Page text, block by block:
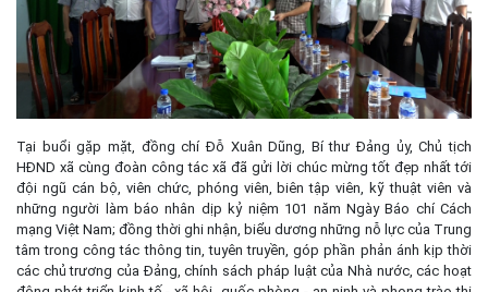
Tại buổi gặp mặt, đồng chí Đỗ Xuân Dũng, Bí thư Đảng ủy, Chủ tịch
HĐND xã cùng đoàn công tác xã đã gửi lời chúc mừng tốt đẹp nhất tới
đội ngũ cán bộ, viên chức, phóng viên, biên tập viên, kỹ thuật viên và
những người làm báo nhân dịp kỷ niệm 101 năm Ngày Báo chí Cách
mạng Việt Nam; đồng thời ghi nhận, biểu dương những nỗ lực của Trung
tâm trong công tác thông tin, tuyên truyền, góp phần phản ánh kịp thời
các chủ trương của Đảng, chính sách pháp luật của Nhà nước, các hoạt